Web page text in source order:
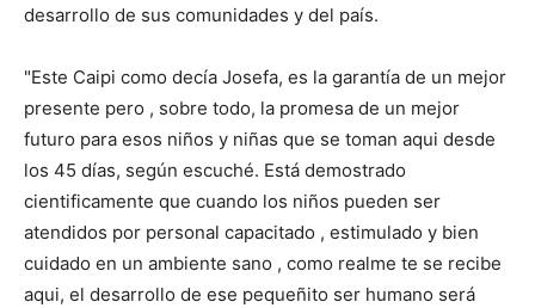
desarrollo de sus comunidades y del país.
"Este Caipi como decía Josefa, es la garantía de un mejor
presente pero , sobre todo, la promesa de un mejor
futuro para esos niños y niñas que se toman aqui desde
los 45 días, según escuché. Está demostrado
cientificamente que cuando los niños pueden ser
atendidos por personal capacitado , estimulado y bien
cuidado en un ambiente sano , como realme te se recibe
aqui, el desarrollo de ese pequeñito ser humano será